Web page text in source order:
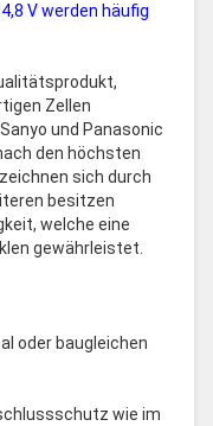
V werden häufig
Zellen
und Panasonic
den höchsten
sich durch
besitzen
welche eine
gewährleistet.
oder baugleichen
wie im